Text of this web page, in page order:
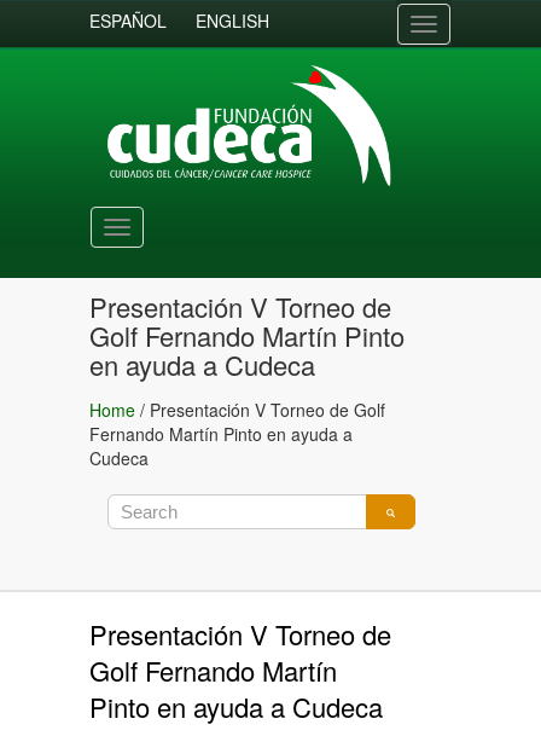
ESPAÑOL ENGLISH
Toggle
navigation
Toggle
navigation
Presentación V Torneo de
Golf Fernando Martín Pinto
en ayuda a Cudeca
Home / Presentación V Torneo de Golf
Fernando Martín Pinto en ayuda a
Cudeca
Presentación V Torneo de
Golf Fernando Martín
Pinto en ayuda a Cudeca